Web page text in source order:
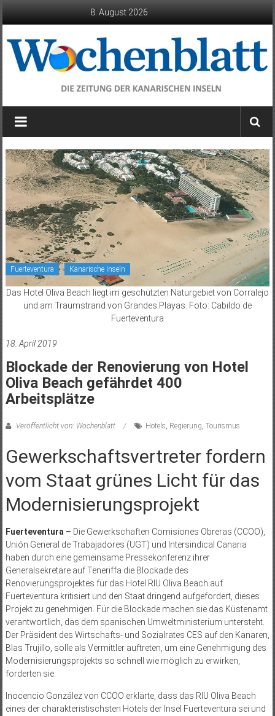
8. August 2026
Wochenblatt
die
der
Kanarischen
Inseln
Fuerteventura Kanarische Inseln
Das Hotel Oliva Beach liegt im geschützten Naturgebiet von Corralejo
und am Traumstrand von Grandes Playas. Foto: Cabildo de
Fuerteventura
18. April 2019
Blockade der Renovierung von Hotel
Oliva Beach gefährdet 400
Arbeitsplätze
Veröffentlicht von: Wochenblatt Hotels, Regierung, Tourismus
Gewerkschaftsvertreter fordern
vom Staat grünes Licht für das
Modernisierungsprojekt
Fuerteventura – Die Gewerkschaften Comisiones Obreras (CCOO),
Unión General de Trabajadores (UGT) und Intersindical Canaria
haben durch eine gemeinsame Pressekonferenz ihrer
Generalsekretäre auf Teneriffa die Blockade des
Renovierungsprojektes für das Hotel RIU Oliva Beach auf
Fuerteventura kritisiert und den Staat dringend aufgefordert, dieses
Projekt zu genehmigen. Für die Blockade machen sie das Küstenamt
verantwortlich, das dem spanischen Umweltministerium untersteht.
Der Präsident des Wirtschafts- und Sozialrates CES auf den Kanaren,
Blas Trujillo, solle als Vermittler auftreten, um eine Genehmigung des
Moderni­sie­rungs­projekts so schnell wie möglich zu erwirken,
forderten sie.
Inocencio González von CCOO erklärte, dass das RIU Oliva Beach
eines der charakteristischsten Hotels der Insel Fuerteventura sei und